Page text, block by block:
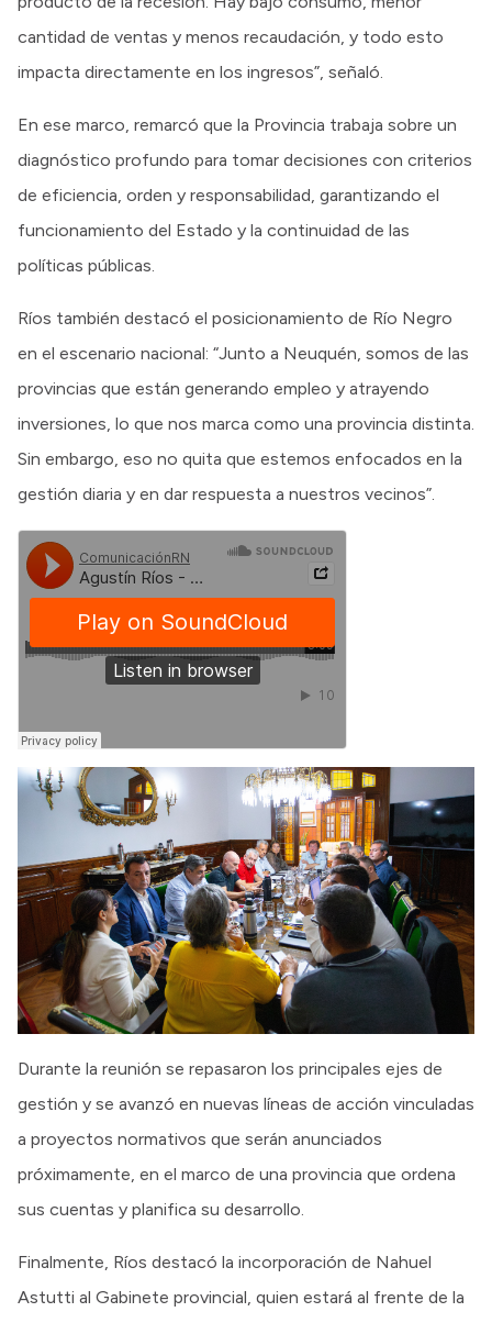
cantidad de ventas y menos recaudación, y todo esto
impacta directamente en los ingresos”, señaló.
En ese marco, remarcó que la Provincia trabaja sobre un
diagnóstico profundo para tomar decisiones con criterios
de eficiencia, orden y responsabilidad, garantizando el
funcionamiento del Estado y la continuidad de las
políticas públicas.
Ríos también destacó el posicionamiento de Río Negro
en el escenario nacional: “Junto a Neuquén, somos de las
provincias que están generando empleo y atrayendo
inversiones, lo que nos marca como una provincia distinta.
Sin embargo, eso no quita que estemos enfocados en la
gestión diaria y en dar respuesta a nuestros vecinos”.
Durante la reunión se repasaron los principales ejes de
gestión y se avanzó en nuevas líneas de acción vinculadas
a proyectos normativos que serán anunciados
próximamente, en el marco de una provincia que ordena
sus cuentas y planifica su desarrollo.
Finalmente, Ríos destacó la incorporación de Nahuel
Astutti al Gabinete provincial, quien estará al frente de la